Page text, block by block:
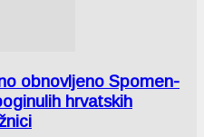
obnovljeno Spomen-
hrvatskih